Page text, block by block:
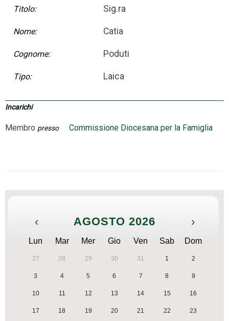
Titolo: Sig.ra
Nome: Catia
Cognome: Poduti
Tipo: Laica
Incarichi
Membro presso Commissione Diocesana per la Famiglia
‹ AGOSTO 2026 ›
Lun Mar Mer Gio Ven Sab Dom
27 28 29 30 31 1 2
3 4 5 6 7 8 9
10 11 12 13 14 15 16
17 18 19 20 21 22 23